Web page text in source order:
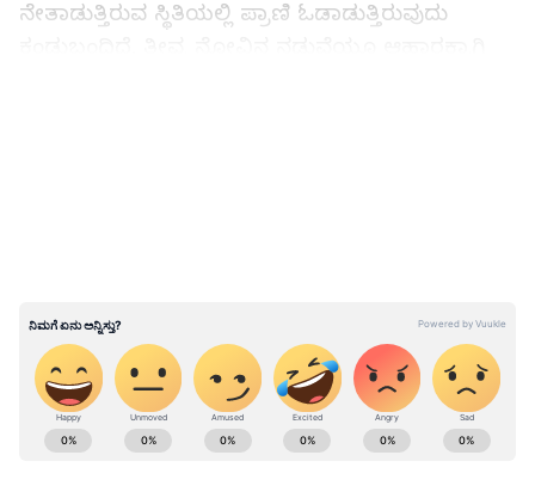
ನೇತಾಡುತ್ತಿರುವ ಸ್ಥಿತಿಯಲ್ಲಿ ಪ್ರಾಣಿ ಓಡಾಡುತ್ತಿರುವುದು
ABOUT THE AUTHOR